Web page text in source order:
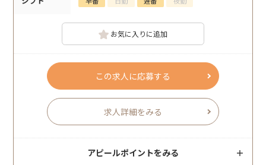
お気に入りに追加
この求人に応募する
求人詳細をみる
アピールポイントをみる